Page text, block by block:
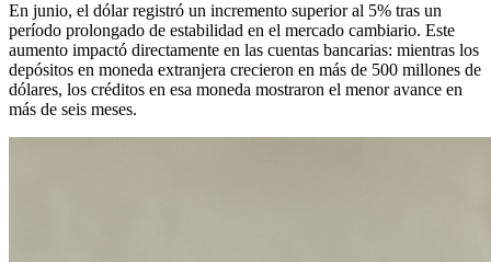
En junio, el dólar registró un incremento superior al 5% tras un
período prolongado de estabilidad en el mercado cambiario. Este
aumento impactó directamente en las cuentas bancarias: mientras los
depósitos en moneda extranjera crecieron en más de 500 millones de
dólares, los créditos en esa moneda mostraron el menor avance en
más de seis meses.